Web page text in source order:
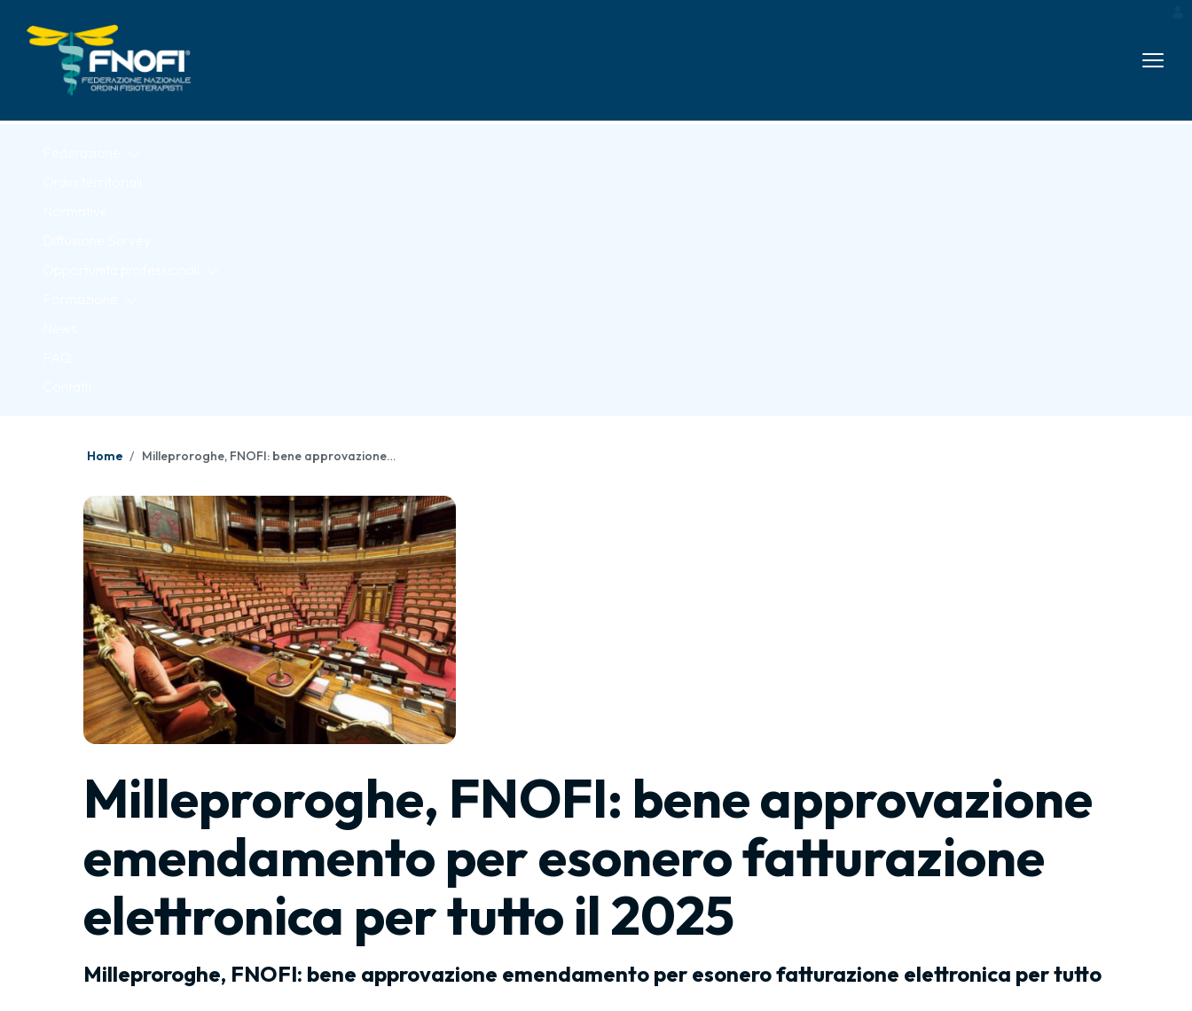
Home Milleproroghe, FNOFI: bene approvazione emendamento per esonero fatturazione elettronica per tutto il 2025
Milleproroghe, FNOFI: bene approvazione
emendamento per esonero fatturazione
elettronica per tutto il 2025
Milleproroghe, FNOFI: bene approvazione emendamento per esonero fatturazione elettronica per tutto